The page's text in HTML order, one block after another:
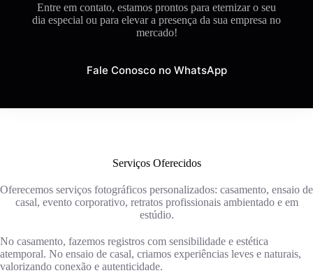
Entre em contato, estamos prontos para eternizar o seu
dia especial ou para elevar a presença da sua empresa no
mercado!​​​​​​​
Fale Conosco no WhatsApp
Serviços Oferecidos
Oferecemos serviços fotográficos personalizados: casamento, ensaio de
casal, evento corporativo, retratos profissionais ambientado e em
estúdio.
No casamento, fazemos registros com sensibilidade e estética
atemporal. No ensaio de casal, criamos experiências leves e naturais,
valorizando conexão e autenticidade.